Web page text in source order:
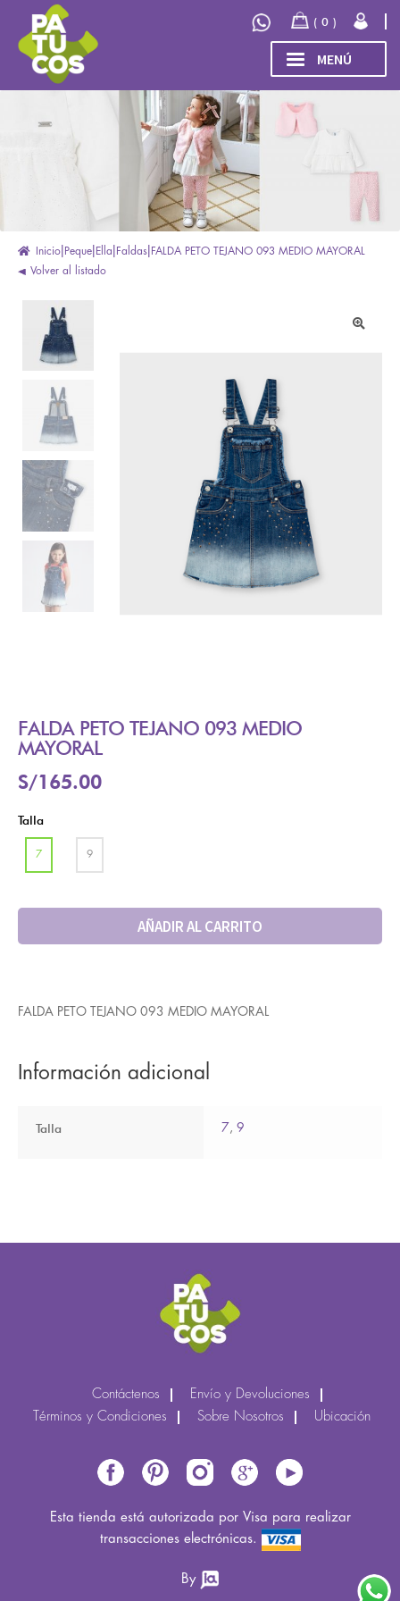
la
navegación
contenido
MENÚ
INICIO
TIENDA
menú
hijo
COLECCIÓN
INVIERNO/OTOÑO 2026
Inicio Peque Ella Faldas FALDA PETO TEJANO 093 MEDIO MAYORAL
Volver al listado
FALDA PETO TEJANO 093 MEDIO
MAYORAL
S/165.00
Talla
7 9
AÑADIR AL CARRITO
FALDA PETO TEJANO 093 MEDIO MAYORAL
Información adicional
Talla 7, 9
Contáctenos
Envío y Devoluciones
Términos y Condiciones
Sobre Nosotros Ubicación
Esta tienda está autorizada por Visa para realizar
transacciones electrónicas.
By
0